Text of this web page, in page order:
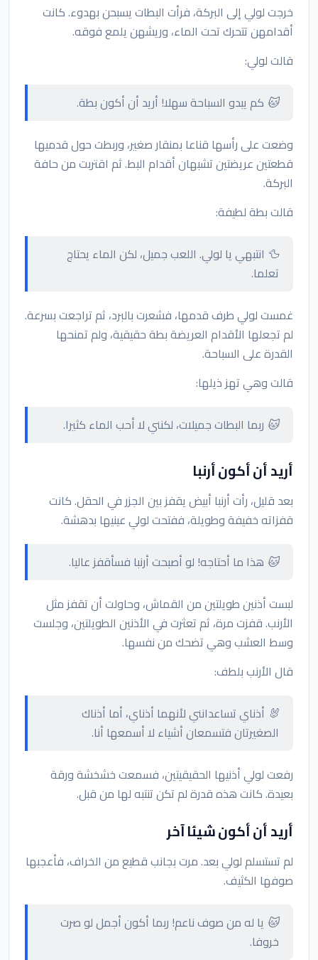
خرجت لولي إلى البركة، فرأت البطات يسبحن بهدوء. كانت
أقدامهن تتحرك تحت الماء، وريشهن يلمع فوقه.
قالت لولي:
🐱 كم يبدو السباحة سهلا! أريد أن أكون بطة.
وضعت على رأسها قناعا بمنقار صغير، وربطت حول قدميها
قطعتين عريضتين تشبهان أقدام البط. ثم اقتربت من حافة
البركة.
قالت بطة لطيفة:
🦆 انتبهي يا لولي. اللعب جميل، لكن الماء يحتاج
تعلما.
غمست لولي طرف قدمها، فشعرت بالبرد، ثم تراجعت بسرعة.
لم تجعلها الأقدام العريضة بطة حقيقية، ولم تمنحها
القدرة على السباحة.
قالت وهي تهز ذيلها:
🐱 ربما البطات جميلات، لكنني لا أحب الماء كثيرا.
أريد أن أكون أرنبا
بعد قليل، رأت أرنبا أبيض يقفز بين الجزر في الحقل. كانت
قفزاته خفيفة وطويلة، ففتحت لولي عينيها بدهشة.
🐱 هذا ما أحتاجه! لو أصبحت أرنبا فسأقفز عاليا.
لبست أذنين طويلتين من القماش، وحاولت أن تقفز مثل
الأرنب. قفزت مرة، ثم تعثرت في الأذنين الطويلتين، وجلست
وسط العشب وهي تضحك من نفسها.
قال الأرنب بلطف:
🐰 أذناي تساعدانني لأنهما أذناي، أما أذناك
الصغيرتان فتسمعان أشياء لا أسمعها أنا.
رفعت لولي أذنيها الحقيقيتين، فسمعت خشخشة ورقة
بعيدة. كانت هذه قدرة لم تكن تنتبه لها من قبل.
أريد أن أكون شيئا آخر
لم تستسلم لولي بعد. مرت بجانب قطيع من الخراف، فأعجبها
صوفها الكثيف.
🐱 يا له من صوف ناعم! ربما أكون أجمل لو صرت
خروفا.